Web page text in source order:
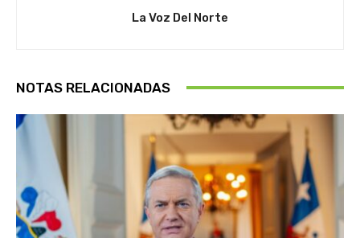
La Voz Del Norte
NOTAS RELACIONADAS